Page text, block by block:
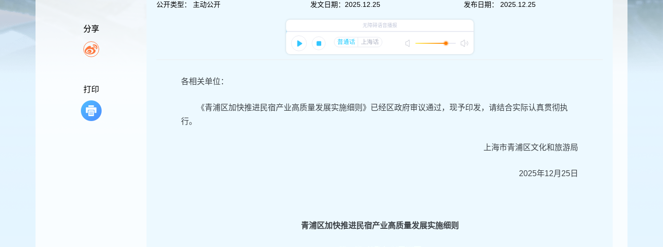
分享
打印
公开类型： 主动公开 发文日期： 2025.12.25 发布日期： 2025.12.25
各相关单位：
《青浦区加快推进民宿产业高质量发展实施细则》已经区政府审议通过，现予印发，请结合实际认真贯彻执
行。
上海市青浦区文化和旅游局
2025年12月25日
青浦区加快推进民宿产业高质量发展实施细则